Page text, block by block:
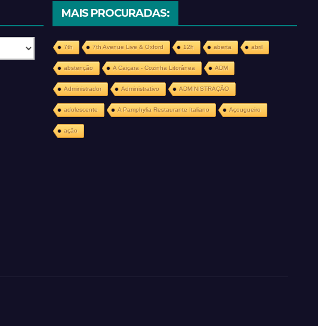
MAIS PROCURADAS:
7th 7th Avenue Live & Oxford 12h aberta abril
abstenção A Caiçara - Cozinha Litorânea ADM
Administrador Administrativo ADMINISTRAÇÃO
adolescente A Pamphylia Restaurante Italiano Açougueiro
ação